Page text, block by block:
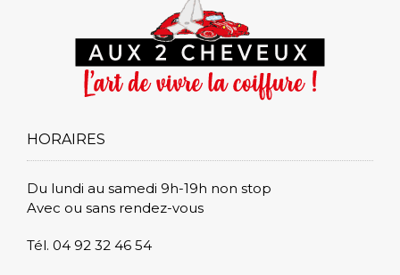
HORAIRES
Du lundi au samedi 9h-19h non stop
Avec ou sans rendez-vous
Tél. 04 92 32 46 54